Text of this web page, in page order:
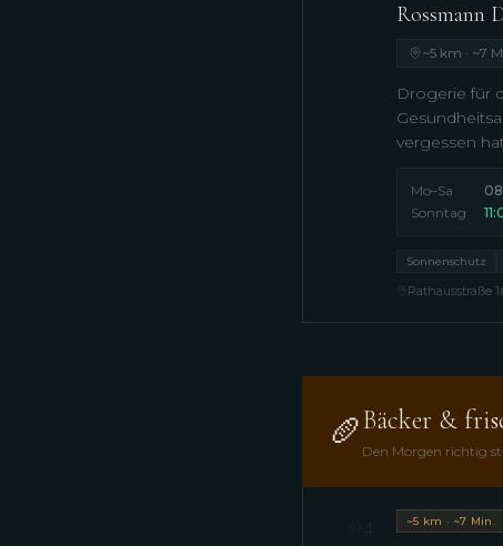
Rossmann
~5 km · ~7
Drogerie für
vergessen
Mo–Sa
Sonntag
Sonnenschutz
Rathausstraße
🥖Bäcker &
Den Morgen richtig
~5 km · ~7 Min.